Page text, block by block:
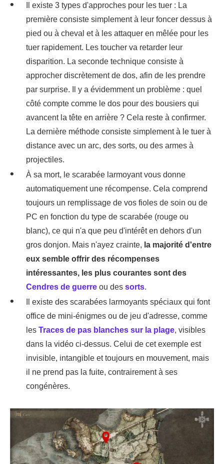
Il existe 3 types d'approches pour les tuer : La
première consiste simplement à leur foncer dessus à
pied ou à cheval et à les attaquer en mêlée pour les
tuer rapidement. Les toucher va retarder leur
disparition. La seconde technique consiste à
approcher discrètement de dos, afin de les prendre
par surprise. Il y a évidemment un problème : quel
côté compte comme le dos pour des bousiers qui
avancent la tête en arrière ? Cela reste à confirmer.
La dernière méthode consiste simplement à le tuer à
distance avec un arc, des sorts, ou des armes à
projectiles.
À sa mort, le scarabée larmoyant vous donne
automatiquement une récompense. Cela comprend
toujours un remplissage de vos fioles de soin ou de
PC en fonction du type de scarabée (rouge ou
blanc), ce qui n'a que peu d'intérêt en dehors d'un
gros donjon. Mais n'ayez crainte, la majorité d'entre
eux semble offrir des récompenses
intéressantes, les plus courantes sont des
Cendres de guerre ou des sorts.
Il existe des scarabées larmoyants spéciaux qui font
office de mini-énigmes ou de jeu d'adresse, comme
les Traces de pas blanches sur la plage, visibles
dans la vidéo ci-dessus. Celui de cet exemple est
invisible, intangible et toujours en mouvement, mais
il ne prend pas la fuite, contrairement à ses
congénères.